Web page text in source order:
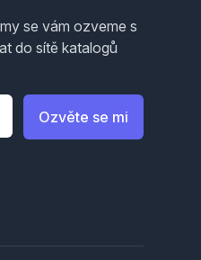
se vám ozveme s
do sítě katalogů
Ozvěte se mi